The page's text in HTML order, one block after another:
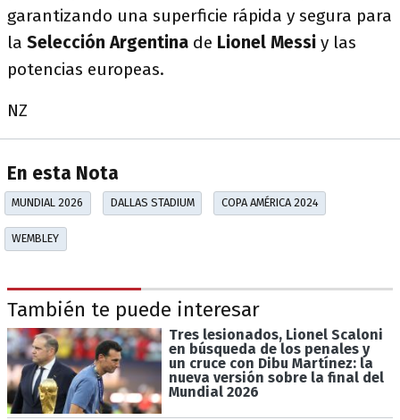
garantizando una superficie rápida y segura para
la Selección Argentina de Lionel Messi y las
potencias europeas.
NZ
En esta Nota
MUNDIAL 2026 DALLAS STADIUM COPA AMÉRICA 2024
WEMBLEY
También te puede interesar
Tres lesionados, Lionel Scaloni
en búsqueda de los penales y
un cruce con Dibu Martínez: la
nueva versión sobre la final del
Mundial 2026